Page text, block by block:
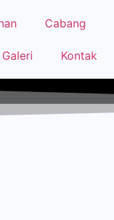
Cabang
Galeri Kontak